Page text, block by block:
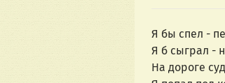
Я бы спел -
Я б сыграл -
На дороге